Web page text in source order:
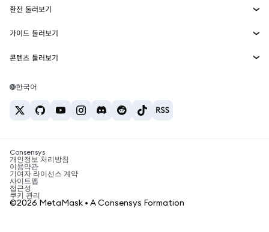
MetaMask Connect
Snaps
웹3 서비스
보안
고객 지원
채용
이더리움 가격
솔라나 가격
테더 가격
환전 둘러보기
ETH를 USD로 환전
USDT를 INR로 환전
BTC를 INR로 환전
ETH를 USDT로 환전
가이드 둘러보기
ETH 매수
USDT 매수
SHIB 매수
BNB 매수
콘텐츠 둘러보기
솔라나 지갑
암호화폐 세금 뉴스
암호화폐 매수 방법
비트코인 매도 방법
한국어
Consensys
개인정보 처리방침
이용약관
기여자 라이선스 계약
사이트맵
접근성
쿠키 관리
©2026 MetaMask • A Consensys Formation